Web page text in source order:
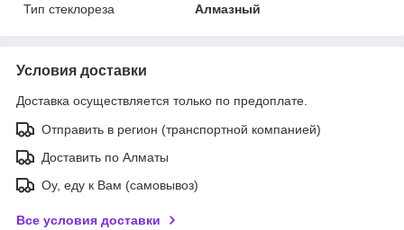
Тип стеклореза
Алмазный
Условия доставки
Доставка осуществляется только по предоплате.
Отправить в регион (транспортной компанией)
Доставить по Алматы
Оу, еду к Вам (самовывоз)
Все условия доставки